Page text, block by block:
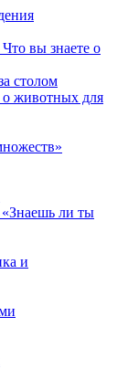
вы знаете о
столом
о животных для
ли ты
и